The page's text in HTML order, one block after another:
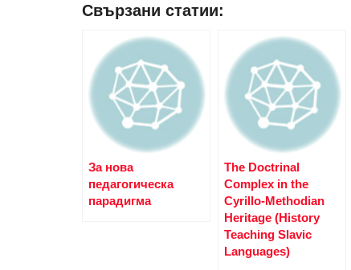
Свързани статии:
За нова
педагогическа
парадигма
The Doctrinal
Complex in the
Cyrillo-Methodian
Heritage (History
Teaching Slavic
Languages)